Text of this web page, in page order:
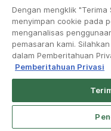
©
Grab for
Dengan mengklik
menyimpan cookie pada
menganalisas
pemasaran kami.
dalam Pemberitahuan
Pemberitahuan Privasi